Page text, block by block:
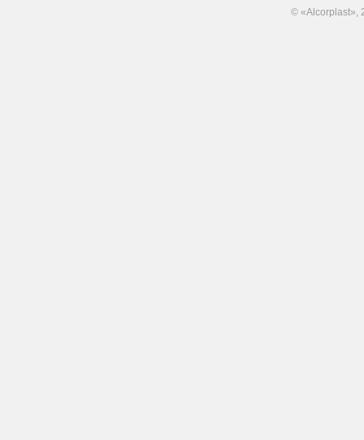
© «Alcorplast»,